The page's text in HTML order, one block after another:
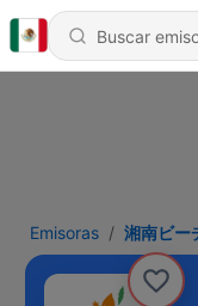
Emisoras 湘南ビー